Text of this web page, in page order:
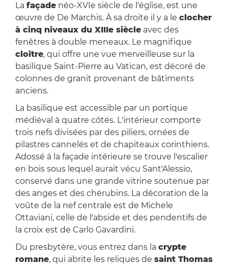
La façadenéo-XVIe siècle de l'église, est une
œuvre de De Marchis. À sa droite il y a le clocher
à cinq niveaux du XIIIe siècleavec des
fenêtres à double meneaux. Le magnifique
cloître, qui offre une vue merveilleuse sur la
basilique Saint-Pierre au Vatican, est décoré de
colonnes de granit provenant de bâtiments
anciens.
La basilique est accessible par un portique
médiéval à quatre côtés. L'intérieur comporte
trois nefs divisées par des piliers, ornées de
pilastres cannelés et de chapiteaux corinthiens.
Adossé à la façade intérieure se trouve l'escalier
en bois sous lequel aurait vécu Sant'Alessio,
conservé dans une grande vitrine soutenue par
des anges et des chérubins. La décoration de la
voûte de la nef centrale est de Michele
Ottaviani, celle de l'abside et des pendentifs de
la croix est de Carlo Gavardini.
Du presbytère, vous entrez dans la crypte
romane, qui abrite les reliques de saint Thomas